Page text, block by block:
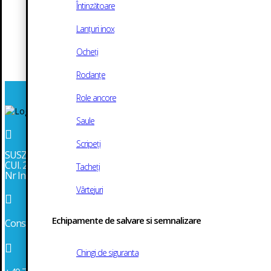
Întinzătoare
Lanțuri inox
Ocheți
Rodanțe
Role ancore
Saule
Scripeți
Tacheți
Vârtejuri
Echipamente de salvare si semnalizare
Chingi de siguranta

SUSZI SRL
CUI. 2986043
Nr Inmatriculare J13/903/1991

Constanta, Str. Mircea cel Bătrân 152, bl. MD12, parter
